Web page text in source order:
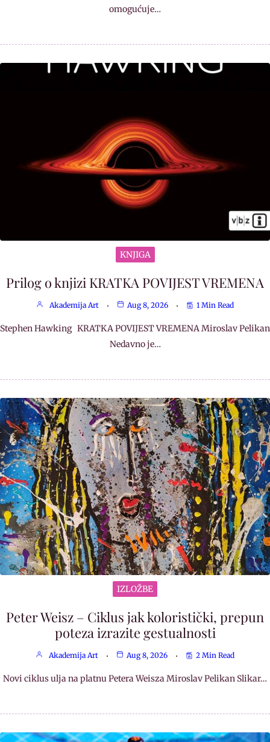
omogućuje…
KNJIGA
Prilog o knjizi KRATKA POVIJEST VREMENA
Akademija Art Aug 8, 2026 1 Min Read
Stephen Hawking KRATKA POVIJEST VREMENA Miroslav Pelikan
Nedavno je…
IZLOŽBE
Peter Weisz – Ciklus jak koloristički, prepun
poteza izrazite gestualnosti
Akademija Art Aug 8, 2026 2 Min Read
Novi ciklus ulja na platnu Petera Weisza Miroslav Pelikan Slikar…